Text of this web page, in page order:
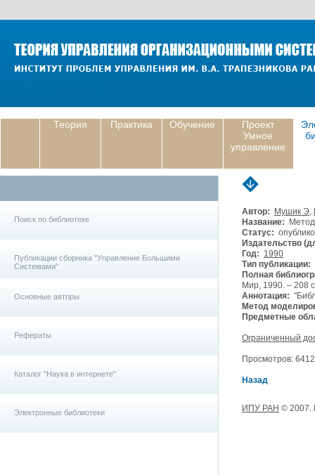
Теория Практика Обучение
Проект
Умное
управление
Поиск по библиотеке
Публикации сборника "Управление Большими
Системами"
Основные авторы
Рефераты
Каталог "Наука в интернете"
Электронные библиотеки
Автор: Мушик Э,
Название:
Статус:
Издательство
Год: 1990
Тип публикации:
Полная
Мир, 1990. – 208
Аннотация:
Метод
Предметные
Ограниченный
Просмотров:
Назад
ИПУ РАН © 2007.